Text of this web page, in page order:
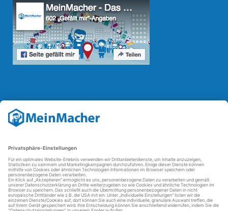
Reparatur Revolution
Mit derReparatur-Revolution
Reparaturbedingungen in Deutschland: Für Produkte, die sich gut
reparierenden Betriebe und des Reparatur-Know-hows in
Deutschland.
Weitere Informationen
FAQ - häufig gestellte Fragen
Partner werden